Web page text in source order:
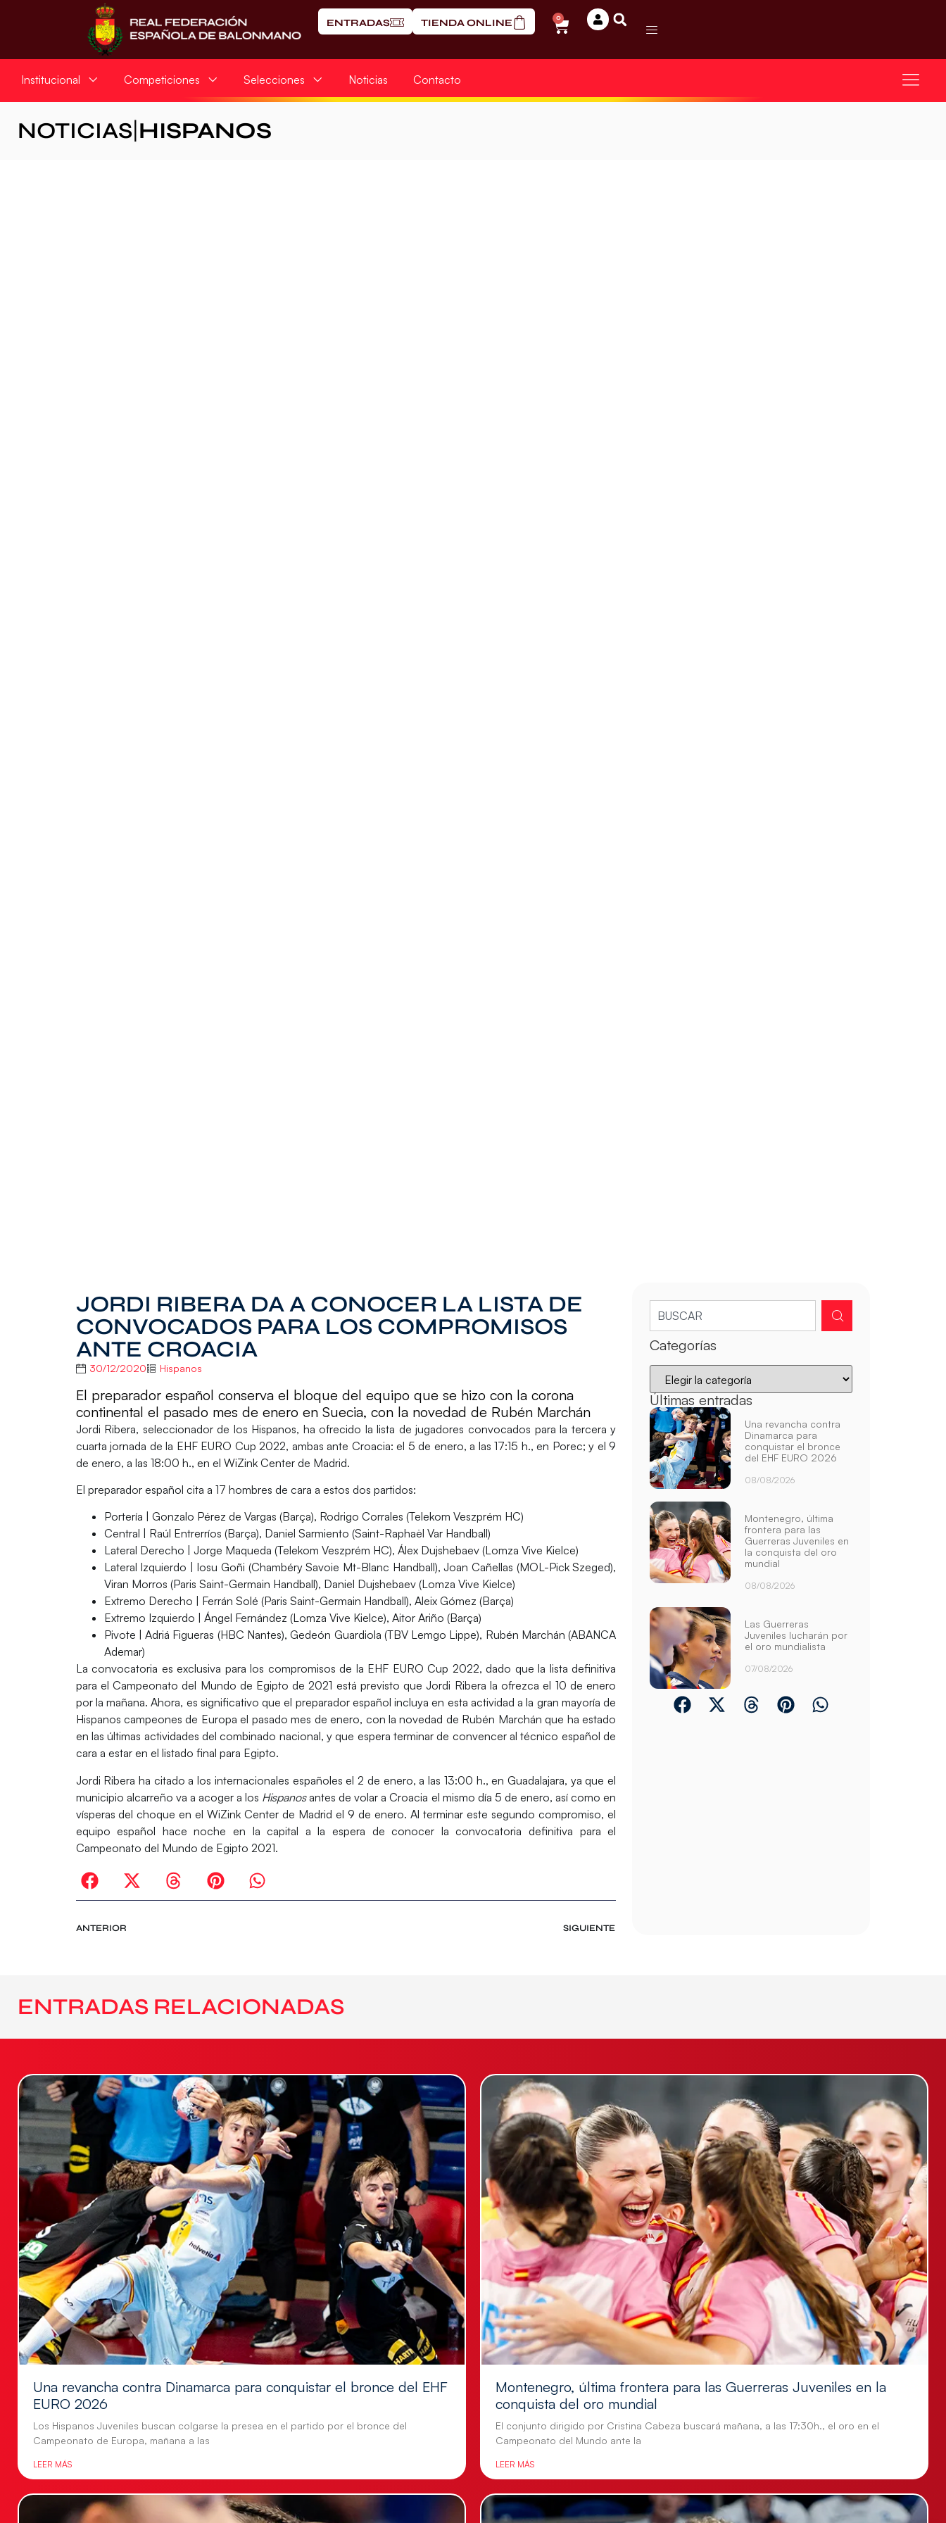
ENTRADAS TIENDA ONLINE 0
Institucional Competiciones Selecciones Noticias Contacto
NOTICIAS HISPANOS
JORDI RIBERA DA A CONOCER LA LISTA DE
CONVOCADOS PARA LOS COMPROMISOS
ANTE CROACIA
30/12/2020 Hispanos
El preparador español conserva el bloque del equipo que se hizo con la corona
continental el pasado mes de enero en Suecia, con la novedad de Rubén Marchán
Jordi Ribera, seleccionador de los Hispanos, ha ofrecido la lista de jugadores convocados para la tercera y
cuarta jornada de la EHF EURO Cup 2022, ambas ante Croacia: el 5 de enero, a las 17:15 h., en Porec; y el 9
de enero, a las 18:00 h., en el WiZink Center de Madrid.
El preparador español cita a 17 hombres de cara a estos dos partidos:
Portería
| Gonzalo Pérez de Vargas (Barça), Rodrigo Corrales (Telekom Veszprém HC)
Central
| Raúl Entrerríos (Barça), Daniel Sarmiento (Saint-Raphaël Var Handball)
Lateral Derecho | Jorge Maqueda (Telekom Veszprém HC), Álex Dujshebaev (Lomza Vive Kielce)
Lateral Izquierdo | Iosu Goñi (Chambéry Savoie Mt-Blanc Handball), Joan Cañellas (MOL-Pick Szeged),
Viran Morros (Paris Saint-Germain Handball), Daniel Dujshebaev (Lomza Vive Kielce)
Extremo Derecho | Ferrán Solé (Paris Saint-Germain Handball), Aleix Gómez (Barça)
Extremo Izquierdo | Ángel Fernández (Lomza Vive Kielce), Aitor Ariño (Barça)
Pivote
| Adriá Figueras (HBC Nantes), Gedeón Guardiola (TBV Lemgo Lippe), Rubén Marchán (ABANCA
Ademar)
Laconvocatoria es exclusiva para los compromisos de la EHF EURO Cup 2022, dado que la lista definitiva
para el Campeonato del Mundo de Egipto de 2021 está previsto que Jordi Ribera la ofrezca el 10 de enero
por la mañana. Ahora, es significativo que el preparador español incluya en esta actividad a la gran mayoría de
Hispanos campeones de Europa el pasado mes de enero, con la novedad de Rubén Marchán que ha estado
en las últimas actividades del combinado nacional, y que espera terminar de convencer al técnico español de
cara a estar en el listado final para Egipto.
Jordi Ribera ha citado a los internacionales españoles el 2 de enero, a las 13:00 h., en Guadalajara, ya que el
municipio alcarreño va a acoger a los Hispanos antes de volar a Croacia el mismo día 5 de enero, así como en
vísperas del choque en el WiZink Center de Madrid el 9 de enero. Al terminar este segundo compromiso, el
equipo español hace noche en la capital a la espera de conocer la convocatoria definitiva para el
Campeonato del Mundo de Egipto 2021.
ANTERIOR SIGUIENTE
Categorías
Últimas entradas
Una revancha contra
Dinamarca para
conquistar el bronce
del EHF EURO 2026
08/08/2026
Montenegro, última
frontera para las
Guerreras Juveniles en
la conquista del oro
mundial
08/08/2026
Las Guerreras
Juveniles lucharán por
el oro mundialista
07/08/2026
ENTRADAS RELACIONADAS
Una revancha contra Dinamarca para conquistar el bronce del EHF
EURO 2026
Los Hispanos Juveniles buscan colgarse la presea en el partido por el bronce del
Campeonato de Europa, mañana a las
LEER MÁS
Montenegro, última frontera para las Guerreras Juveniles en la
conquista del oro mundial
El conjunto dirigido por Cristina Cabeza buscará mañana, a las 17:30h., el oro en el
Campeonato del Mundo ante la
LEER MÁS